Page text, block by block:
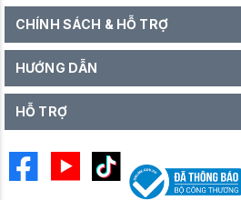
CHÍNH SÁCH & HỖ TRỢ
HƯỚNG DẪN
HỖ TRỢ